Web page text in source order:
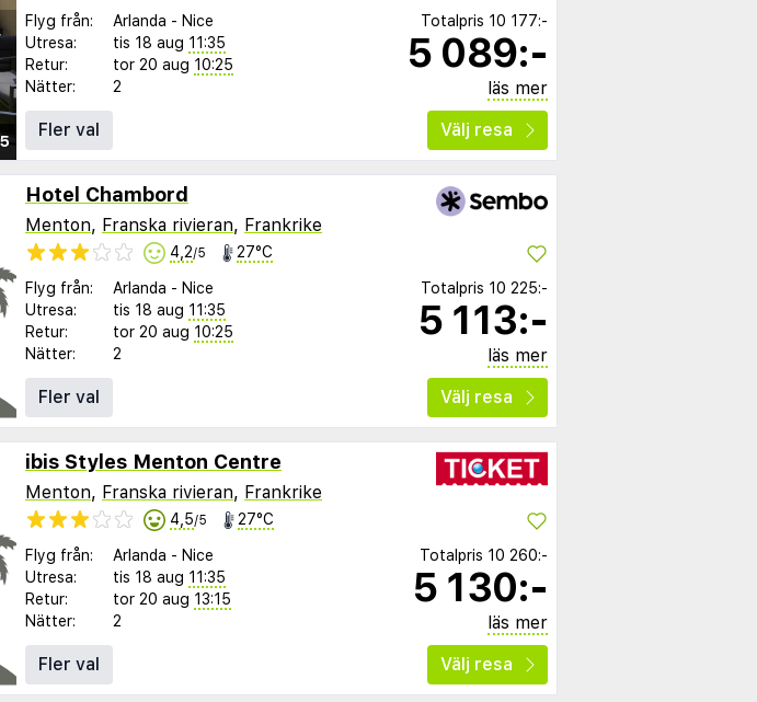
Flyg från: Arlanda - Nice
Utresa:
tis 18 aug 11:35
Retur:
tor 20 aug 10:25
Nätter:
2
Totalpris 10 177:-
5 089:-
läs mer
Fler val
Välj resa
Hotel Chambord
Menton, Franska rivieran, Frankrike
4,2/5 27°C
Flyg från: Arlanda - Nice
Utresa:
tis 18 aug 11:35
Retur:
tor 20 aug 10:25
Nätter:
2
Totalpris 10 225:-
5 113:-
läs mer
Fler val
Välj resa
ibis Styles Menton Centre
Menton, Franska rivieran, Frankrike
4,5/5 27°C
Flyg från: Arlanda - Nice
Utresa:
tis 18 aug 11:35
Retur:
tor 20 aug 13:15
Nätter:
2
Totalpris 10 260:-
5 130:-
läs mer
Fler val
Välj resa